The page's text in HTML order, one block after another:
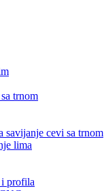
trnom
savijanje cevi sa trnom
lima
i profila